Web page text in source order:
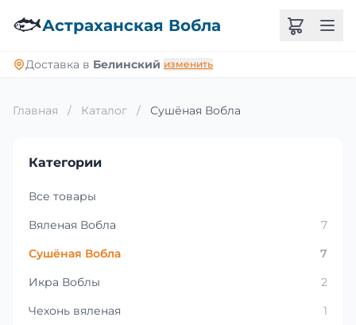
🐟Астраханская Вобла
Доставка в Белинский изменить
Главная / Каталог / Сушёная Вобла
Категории
Все товары
Вяленая Вобла
7
Сушёная Вобла
7
Икра Воблы
2
Чехонь вяленая
1